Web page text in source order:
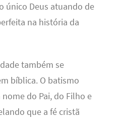
único Deus atuando de
na história da
também se
bíblica. O batismo
do Pai, do Filho e
que a fé cristã